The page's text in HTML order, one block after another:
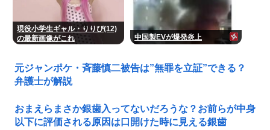
現役小学生ギャル・りりぴ(12)
の最新画像がこれ
中国製EVが爆発炎上
元ジャンポケ・斉藤慎二被告は”無罪を立証”できる？
弁護士が解説
おまえらまさか銀歯入ってないだろうな？お前らが中身
以下に評価される原因は口開けた時に見える銀歯